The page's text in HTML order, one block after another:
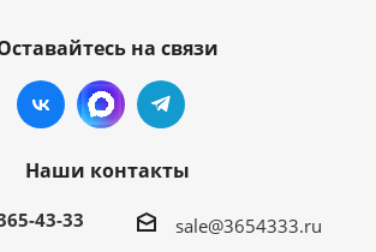
на связи
Наши контакты
43-33 sale@3654333.ru